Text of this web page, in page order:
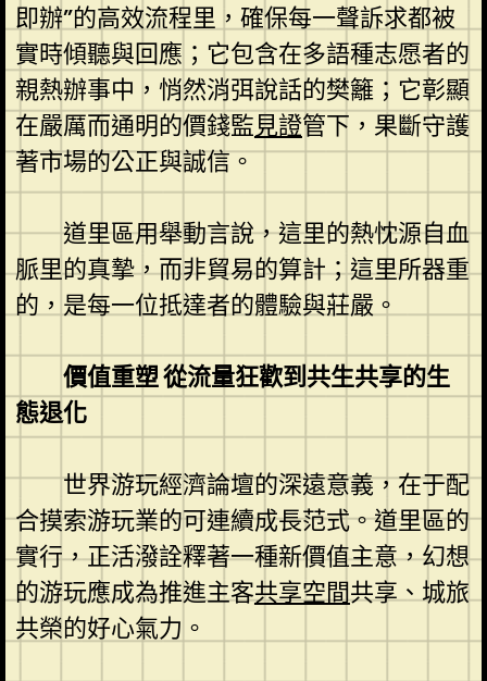
即辦”的高效流程里，確保每一聲訴求都被
實時傾聽與回應；它包含在多語種志愿者的
親熱辦事中，悄然消弭說話的樊籬；它彰顯
在嚴厲而通明的價錢監見證管下，果斷守護
著市場的公正與誠信。
道里區用舉動言說，這里的熱忱源自血
脈里的真摯，而非貿易的算計；這里所器重
的，是每一位抵達者的體驗與莊嚴。
價值重塑 從流量狂歡到共生共享的生
態退化
世界游玩經濟論壇的深遠意義，在于配
合摸索游玩業的可連續成長范式。道里區的
實行，正活潑詮釋著一種新價值主意，幻想
的游玩應成為推進主客共享空間共享、城旅
共榮的好心氣力。